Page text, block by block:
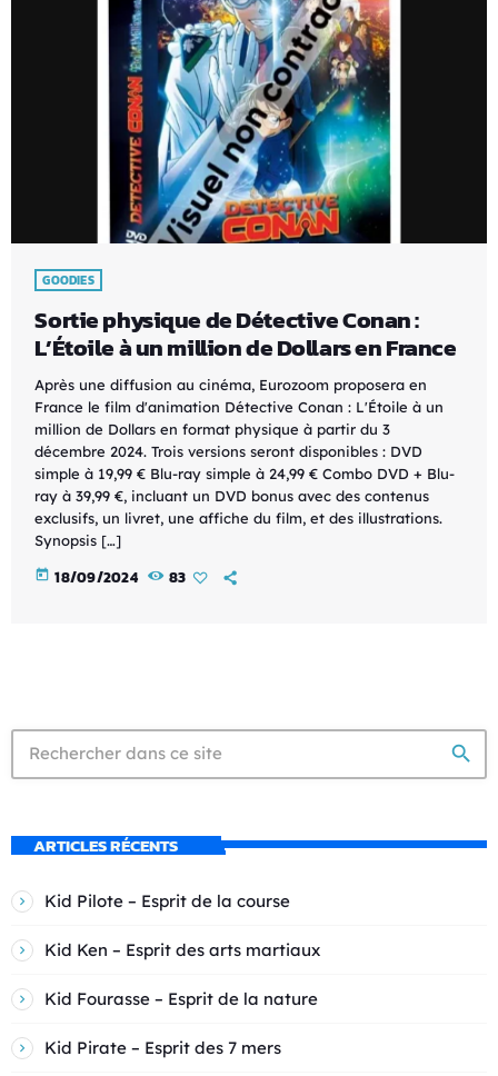
GOODIES
Sortie physique de Détective Conan :
L’Étoile à un million de Dollars en France
Après une diffusion au cinéma, Eurozoom proposera en
France le film d'animation Détective Conan : L'Étoile à un
million de Dollars en format physique à partir du 3
décembre 2024. Trois versions seront disponibles : DVD
simple à 19,99 € Blu-ray simple à 24,99 € Combo DVD + Blu-
ray à 39,99 €, incluant un DVD bonus avec des contenus
exclusifs, un livret, une affiche du film, et des illustrations.
Synopsis […]
today 18/09/2024 83
search
ARTICLES RÉCENTS
Kid Pilote – Esprit de la course
Kid Ken – Esprit des arts martiaux
Kid Fourasse – Esprit de la nature
Kid Pirate – Esprit des 7 mers